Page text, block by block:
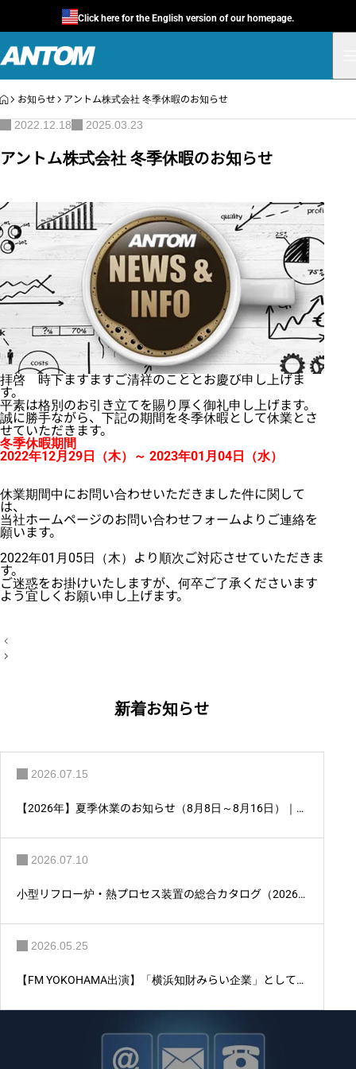
Click here for the English version of our homepage.
HOME
お知らせ アントム株式会社 冬季休暇のお知らせ
2022.12.18 2025.03.23
アントム株式会社 冬季休暇のお知らせ
拝啓 時下ますますご清祥のこととお慶び申し上げま
す。
平素は格別のお引き立てを賜り厚く御礼申し上げます。
誠に勝手ながら、下記の期間を冬季休暇として休業とさ
せていただきます。
冬季休暇期間
2022年12月29日（木）～ 2023年01月04日（水）
休業期間中にお問い合わせいただきました件に関して
は、
当社ホームページのお問い合わせフォームよりご連絡を
願います。
2022年01月05日（木）より順次ご対応させていただきま
す。
ご迷惑をお掛けいたしますが、何卒ご了承くださいます
よう宜しくお願い申し上げます。
投
稿
新着お知らせ
2026.07.15
【2026年】夏季休業のお知らせ（8月8日～8月16日）｜ア
ントム株式会社
2026.07.10
小型リフロー炉・熱プロセス装置の総合カタログ（2026
年版）を公開しました。
2026.05.25
【FM YOKOHAMA出演】「横浜知財みらい企業」としてア
ントム株式会社が紹介されました。